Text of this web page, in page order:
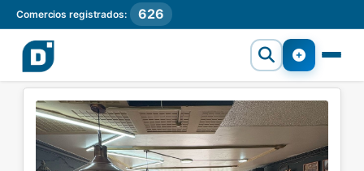
Comercios registrados: 626